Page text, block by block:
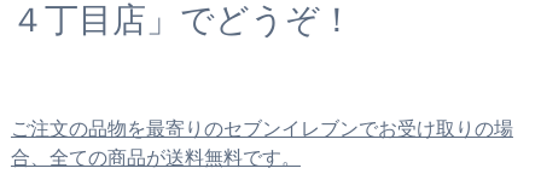
４丁目店」でどうぞ！
ご注文の品物を最寄りのセブンイレブンでお受け取りの場
合、全ての商品が送料無料です。